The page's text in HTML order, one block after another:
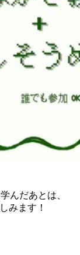
んだあとは、
みます！